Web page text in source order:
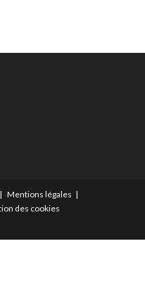
Mentions légales
des cookies